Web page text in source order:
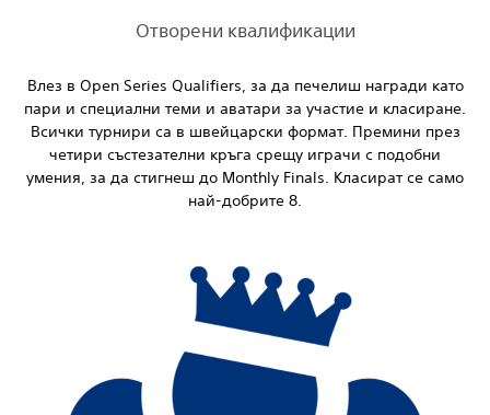
Отворени квалификации
Влез в Open Series Qualifiers, за да печелиш награди като
пари и специални теми и аватари за участие и класиране.
Всички турнири са в швейцарски формат. Премини през
четири състезателни кръга срещу играчи с подобни
умения, за да стигнеш до Monthly Finals. Класират се само
най-добрите 8.